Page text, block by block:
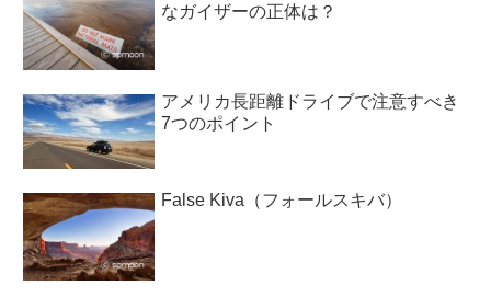
なガイザーの正体は？
アメリカ長距離ドライブで注意すべき
7つのポイント
False Kiva（フォールスキバ）